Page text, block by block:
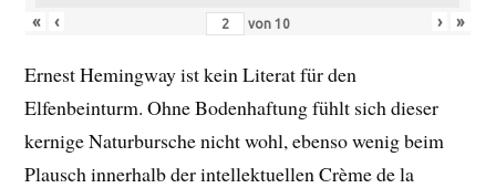
«
‹ von 10 › »
Ernest Hemingway ist kein Literat für den
Elfenbeinturm. Ohne Bodenhaftung fühlt sich dieser
kernige Naturbursche nicht wohl, ebenso wenig beim
Plausch innerhalb der intellektuellen Crème de la